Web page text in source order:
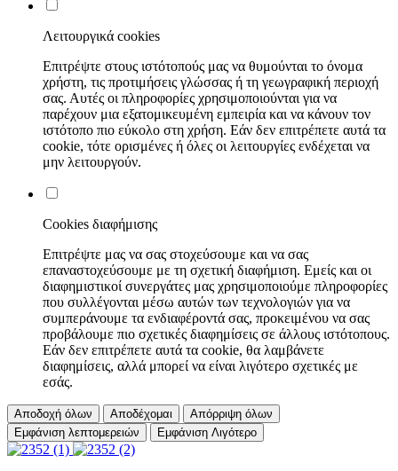
Λειτουργικά cookies
Επιτρέψτε στους ιστότοπούς μας να θυμούνται το όνομα
χρήστη, τις προτιμήσεις γλώσσας ή τη γεωγραφική περιοχή
σας. Αυτές οι πληροφορίες χρησιμοποιούνται για να
παρέχουν μια εξατομικευμένη εμπειρία και να κάνουν τον
ιστότοπο πιο εύκολο στη χρήση. Εάν δεν επιτρέπετε αυτά τα
cookie, τότε ορισμένες ή όλες οι λειτουργίες ενδέχεται να
μην λειτουργούν.
Cookies διαφήμισης
Επιτρέψτε μας να σας στοχεύσουμε και να σας
επαναστοχεύσουμε με τη σχετική διαφήμιση. Εμείς και οι
διαφημιστικοί συνεργάτες μας χρησιμοποιούμε πληροφορίες
που συλλέγονται μέσω αυτών των τεχνολογιών για να
συμπεράνουμε τα ενδιαφέροντά σας, προκειμένου να σας
προβάλουμε πιο σχετικές διαφημίσεις σε άλλους ιστότοπους.
Εάν δεν επιτρέπετε αυτά τα cookie, θα λαμβάνετε
διαφημίσεις, αλλά μπορεί να είναι λιγότερο σχετικές με
εσάς.
Αποδοχή όλων Αποδέχομαι
Απόρριψη όλων
Εμφάνιση λεπτομερειών
Εμφάνιση Λιγότερο